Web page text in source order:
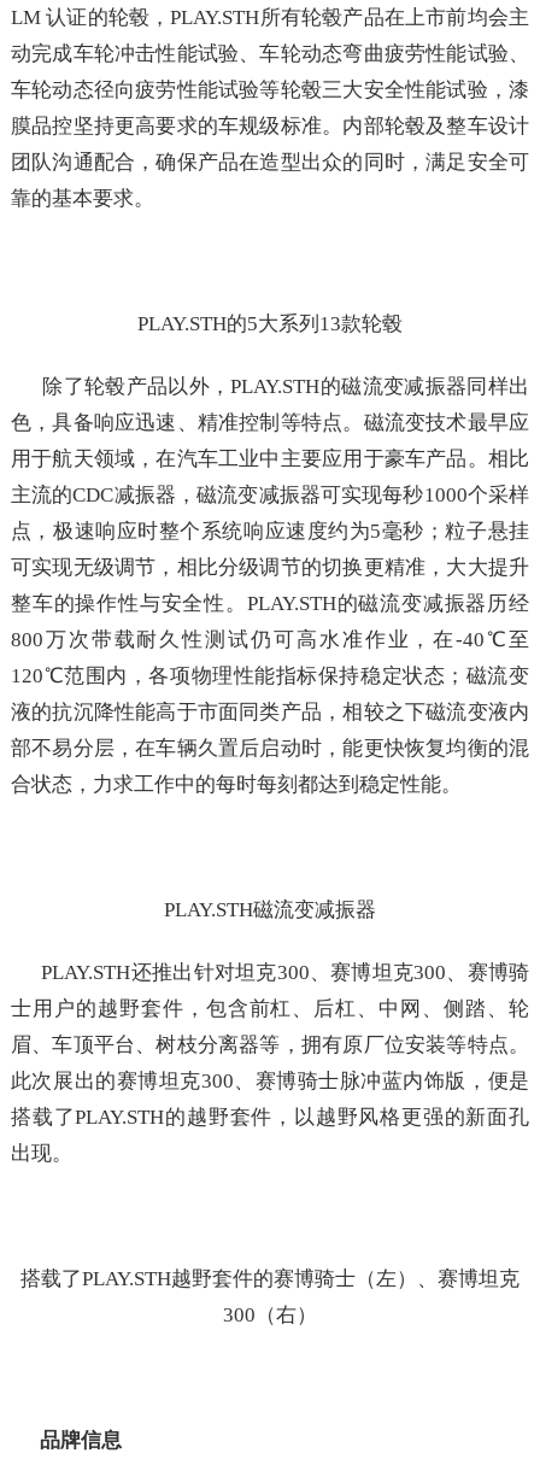
LM 认证的轮毂，PLAY.STH所有轮毂产品在上市前均会主
动完成车轮冲击性能试验、车轮动态弯曲疲劳性能试验、
车轮动态径向疲劳性能试验等轮毂三大安全性能试验，漆
膜品控坚持更高要求的车规级标准。内部轮毂及整车设计
团队沟通配合，确保产品在造型出众的同时，满足安全可
靠的基本要求。
PLAY.STH的5大系列13款轮毂
除了轮毂产品以外，PLAY.STH的磁流变减振器同样出
色，具备响应迅速、精准控制等特点。磁流变技术最早应
用于航天领域，在汽车工业中主要应用于豪车产品。相比
主流的CDC减振器，磁流变减振器可实现每秒1000个采样
点，极速响应时整个系统响应速度约为5毫秒；粒子悬挂
可实现无级调节，相比分级调节的切换更精准，大大提升
整车的操作性与安全性。PLAY.STH的磁流变减振器历经
800万次带载耐久性测试仍可高水准作业，在-40℃至
120℃范围内，各项物理性能指标保持稳定状态；磁流变
液的抗沉降性能高于市面同类产品，相较之下磁流变液内
部不易分层，在车辆久置后启动时，能更快恢复均衡的混
合状态，力求工作中的每时每刻都达到稳定性能。
PLAY.STH磁流变减振器
PLAY.STH还推出针对坦克300、赛博坦克300、赛博骑
士用户的越野套件，包含前杠、后杠、中网、侧踏、轮
眉、车顶平台、树枝分离器等，拥有原厂位安装等特点。
此次展出的赛博坦克300、赛博骑士脉冲蓝内饰版，便是
搭载了PLAY.STH的越野套件，以越野风格更强的新面孔
出现。
搭载了PLAY.STH越野套件的赛博骑士（左）、赛博坦克
300（右）
品牌信息